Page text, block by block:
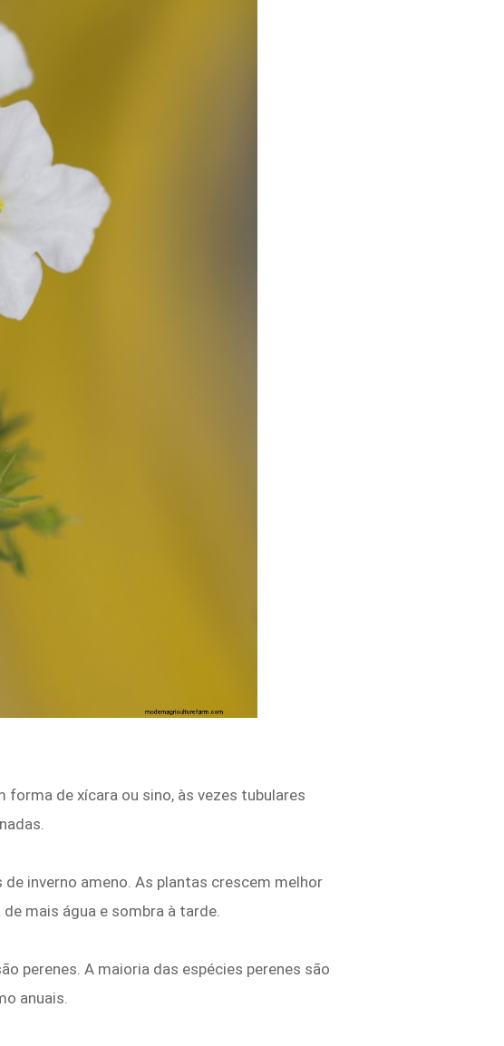
de xícara ou sino, às vezes tubulares
inverno ameno. As plantas crescem melhor
mais água e sombra à tarde.
perenes. A maioria das espécies perenes são
anuais.